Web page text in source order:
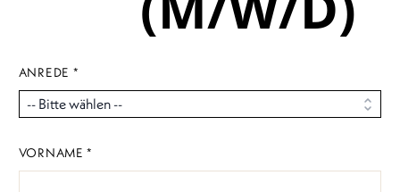
ANREDE *
VORNAME *